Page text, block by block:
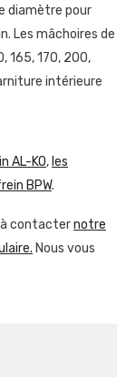
diamètre pour
Les mâchoires de
165, 170, 200,
intérieure
AL-KO, les
BPW.
à contacternotre
Nous vous